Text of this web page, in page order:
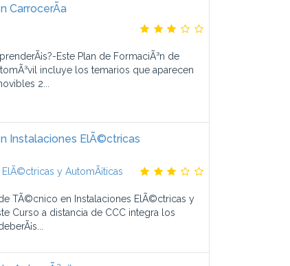
CarrocerÃ­a
Este Plan de FormaciÃ³n de
incluye los temarios que aparecen
2...
Instalaciones ElÃ©ctricas
y AutomÃ¡ticas
TÃ©cnico en Instalaciones ElÃ©ctricas y
Curso a distancia de CCC integra los